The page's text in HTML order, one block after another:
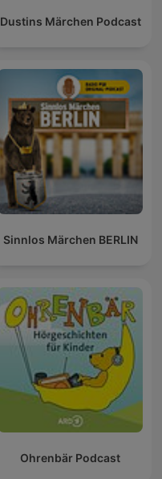
Dustins Märchen Podcast
Sinnlos Märchen BERLIN
Ohrenbär Podcast